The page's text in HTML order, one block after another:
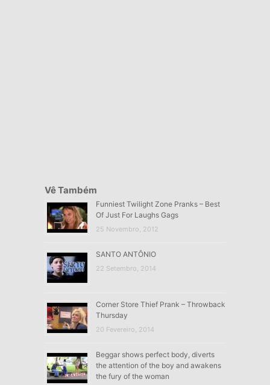
Vê Também
Funniest Twilight Zone Pranks – Best
Of Just For Laughs Gags
25 Novembro, 2012
SANTO ANTÔNIO
22 Setembro, 2014
Corner Store Thief Prank – Throwback
Thursday
20 Fevereiro, 2014
Beggar shows perfect body, diverts
the attention of the boy and awakens
the fury of the woman